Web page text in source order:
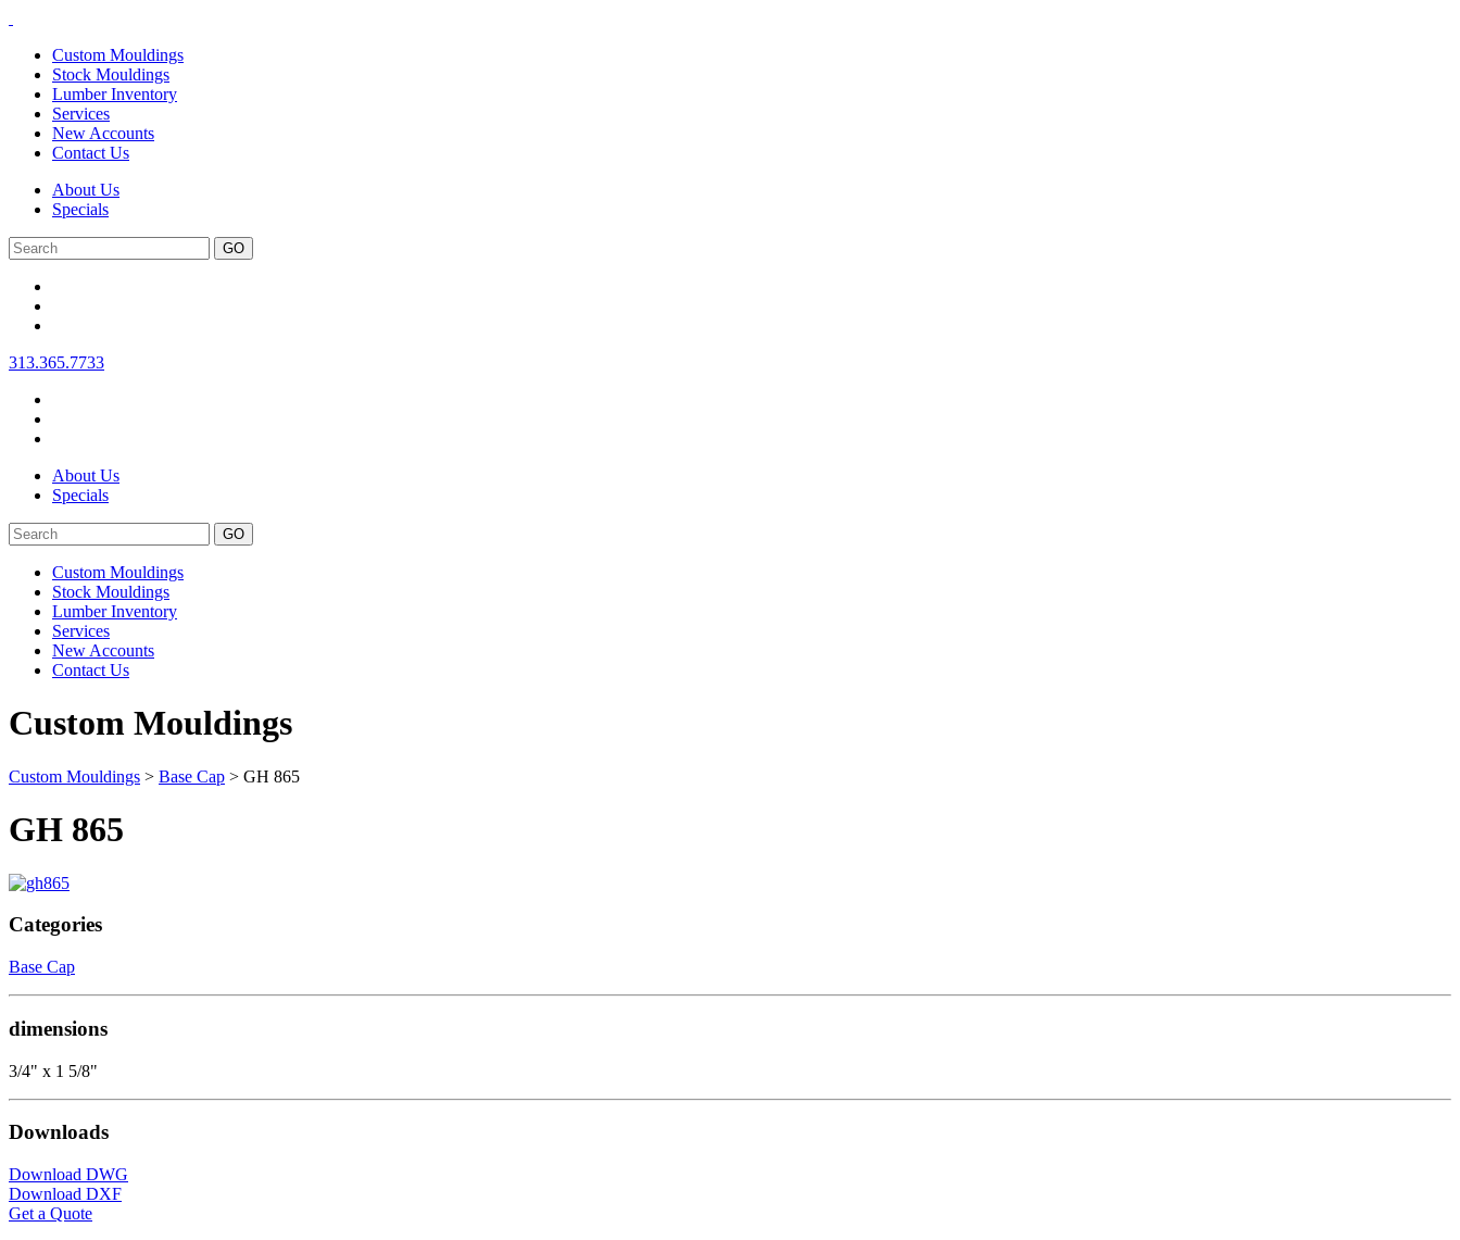
Custom Mouldings
Stock Mouldings
Lumber Inventory
Services
New Accounts
Contact Us
About Us
Specials
Search
313.365.7733
About Us
Specials
Search
Custom Mouldings
Stock Mouldings
Lumber Inventory
Services
New Accounts
Contact Us
Custom Mouldings
Custom Mouldings > Base Cap > GH 865
GH 865
Categories
Base Cap
dimensions
3/4" x 1 5/8"
Downloads
Download DWG
Download DXF
Get a Quote